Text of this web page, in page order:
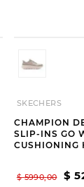
SKECHERS
CHAMPION
SLIP-INS GO
CUSHIONING
$ 5990,00 $